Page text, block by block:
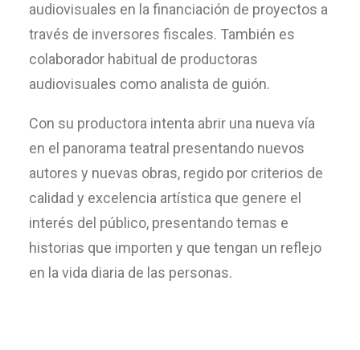
audiovisuales en la financiación de proyectos a
través de inversores fiscales. También es
colaborador habitual de productoras
audiovisuales como analista de guión.
Con su productora intenta abrir una nueva vía
en el panorama teatral presentando nuevos
autores y nuevas obras, regido por criterios de
calidad y excelencia artística que genere el
interés del público, presentando temas e
historias que importen y que tengan un reflejo
en la vida diaria de las personas.